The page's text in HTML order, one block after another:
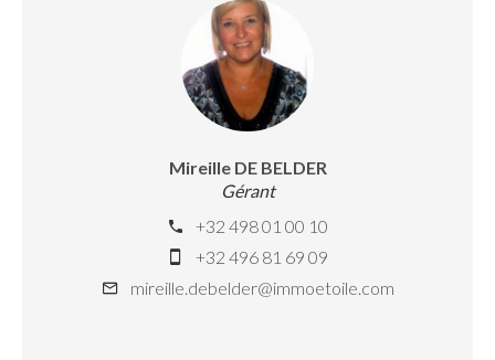
Mireille DE BELDER
Gérant
+32 498 01 00 10
+32 496 81 69 09
mireille.debelder@immoetoile.com